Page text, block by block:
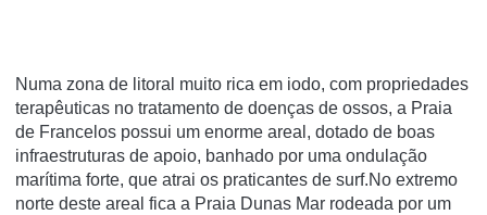
Numa zona de litoral muito rica em iodo, com propriedades
terapêuticas no tratamento de doenças de ossos, a Praia
de Francelos possui um enorme areal, dotado de boas
infraestruturas de apoio, banhado por uma ondulação
marítima forte, que atrai os praticantes de surf.No extremo
norte deste areal fica a Praia Dunas Mar rodeada por um